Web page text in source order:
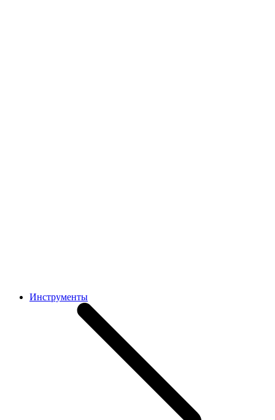
Инструменты